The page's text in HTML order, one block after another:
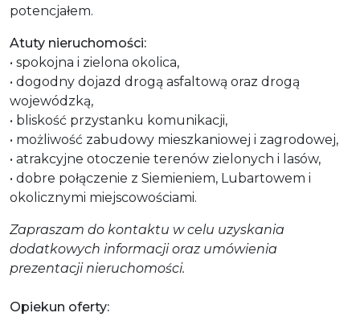
potencjałem.
Atuty nieruchomości:
• spokojna i zielona okolica,
• dogodny dojazd drogą asfaltową oraz drogą
wojewódzką,
• bliskość przystanku komunikacji,
• możliwość zabudowy mieszkaniowej i zagrodowej,
• atrakcyjne otoczenie terenów zielonych i lasów,
• dobre połączenie z Siemieniem, Lubartowem i
okolicznymi miejscowościami.
Zapraszam do kontaktu w celu uzyskania
dodatkowych informacji oraz umówienia
prezentacji nieruchomości.
Opiekun oferty: